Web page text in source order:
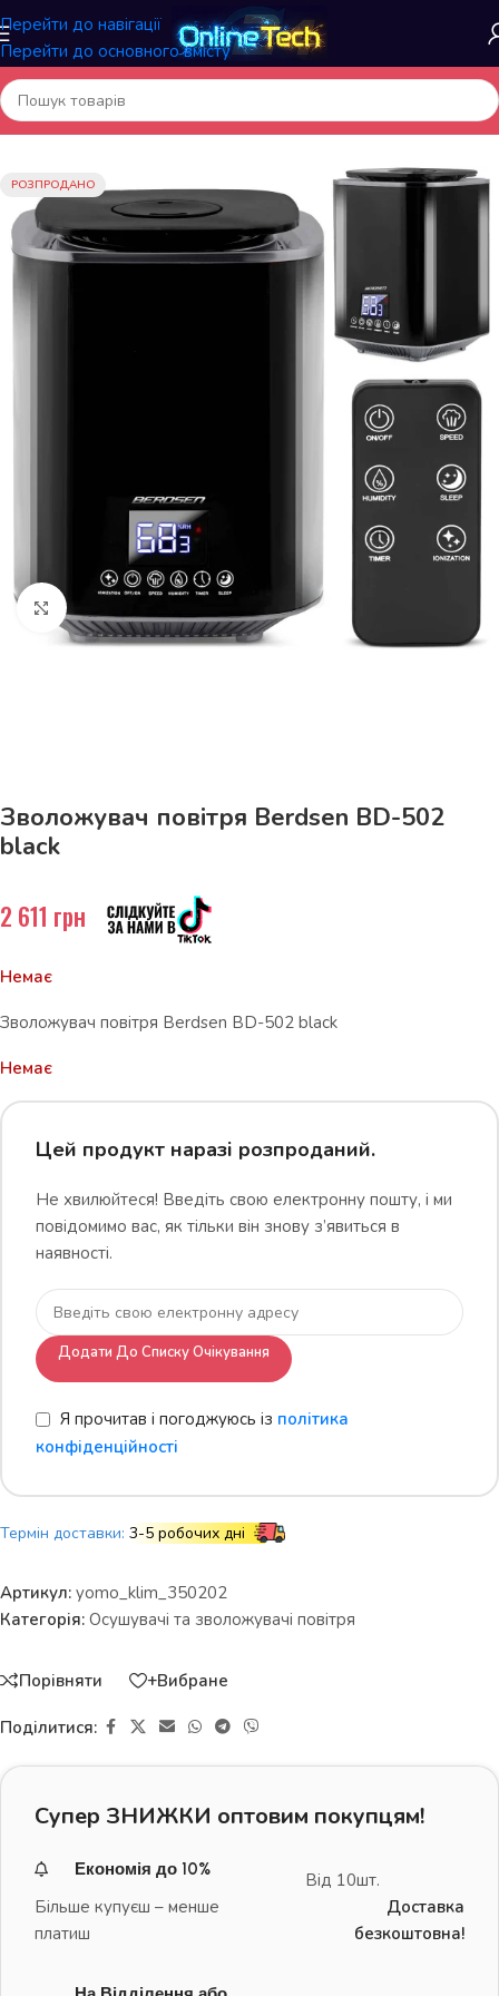
Перейти до навігації
Перейти до основного вмісту
Головна/Побутова техніка/Осушувачі та зволожувачі повітря
РОЗПРОДАНО
Натисніть, щоб збільшити
Зволожувач повітря Berdsen BD-502
black
2 611 грн
Немає
Зволожувач повітря Berdsen BD-502 black
Немає
Цей продукт наразі розпроданий.
Не хвилюйтеся! Введіть свою електронну пошту, і ми
повідомимо вас, як тільки він знову з’явиться в
наявності.
Додати До Списку Очікування
Я прочитав і погоджуюсь із політика
конфіденційності
Термін доставки: 3-5 робочих дні
Артикул: yomo_klim_350202
Категорія: Осушувачі та зволожувачі повітря
Порівняти +Вибране
Поділитися:
Супер ЗНИЖКИ оптовим покупцям!
Економія до 10%
Більше купуєш – менше
платиш
Від 10шт.
Доставка
безкоштовна!